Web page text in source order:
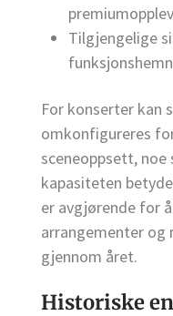
Tilgjengelige
For konserter kan
omkonfigureres
sceneoppsett,
kapasiteten
er avgjørende for
arrangementer og
gjennom året.
Historiske